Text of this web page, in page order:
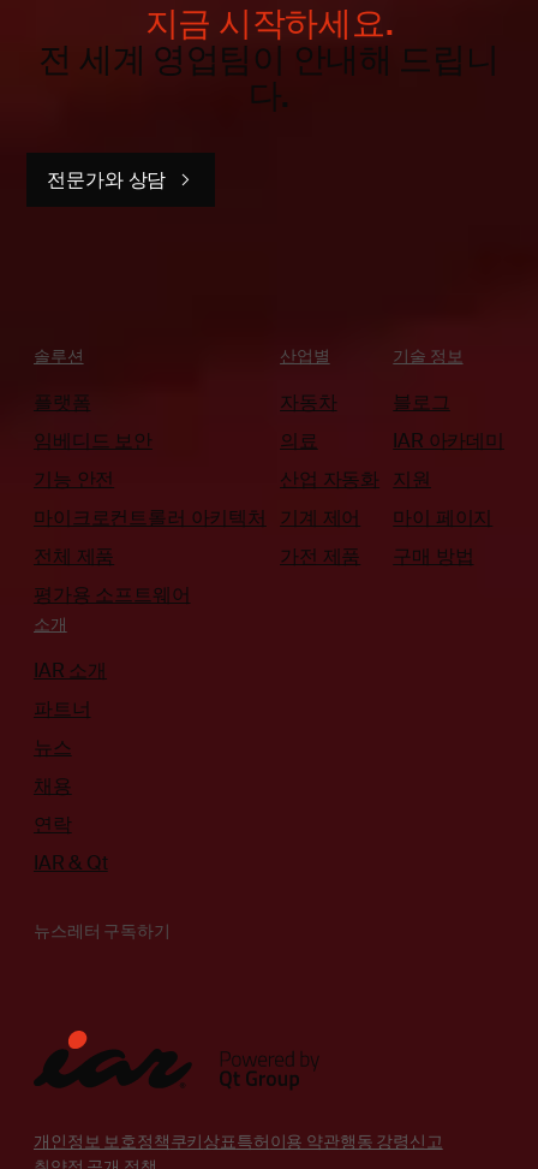
지금 시작하세요.
전 세계 영업팀이 안내해 드립니
다.
전문가와 상담
솔루션
플랫폼
임베디드 보안
기능 안전
마이크로컨트롤러 아키텍처
전체 제품
평가용 소프트웨어
산업별
자동차
의료
산업 자동화
기계 제어
가전 제품
기술 정보
블로그
IAR 아카데미
지원
마이 페이지
구매 방법
소개
IAR 소개
파트너
뉴스
채용
연락
IAR & Qt
뉴스레터 구독하기
개인정보 보호정책쿠키상표특허이용 약관행동 강령신고